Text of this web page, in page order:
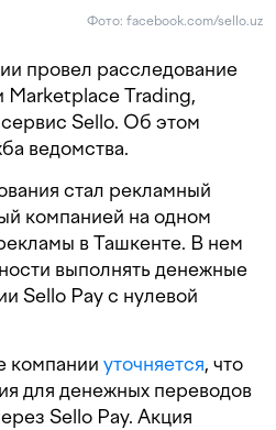
Фото: facebook.com/sello.uz
провел расследование
Marketplace Trading,
Sello. Об этом
ведомства.
стал рекламный
компанией на одном
в Ташкенте. В нем
выполнять денежные
Sello Pay с нулевой
компании уточняется, что
для денежных переводов
Sello Pay. Акция